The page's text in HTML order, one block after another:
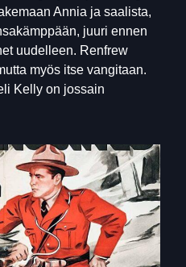
Annia ja saalista,
juuri ennen
uudelleen. Renfrew
myös itse vangitaan.
Kelly on jossain